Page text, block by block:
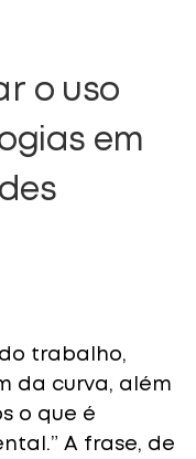
o uso
em
trabalho,
da curva, além
o que é
A frase, de